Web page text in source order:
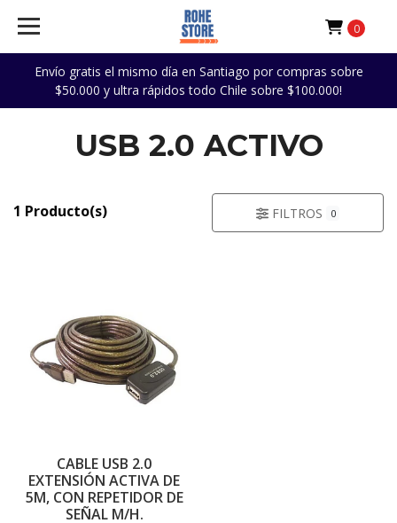
Envío gratis el mismo día en Santiago por compras sobre
$50.000 y ultra rápidos todo Chile sobre $100.000!
0
USB 2.0 ACTIVO
1 Producto(s) FILTROS 0
CABLE USB 2.0
EXTENSIÓN ACTIVA DE
5M, CON REPETIDOR DE
SEÑAL M/H.